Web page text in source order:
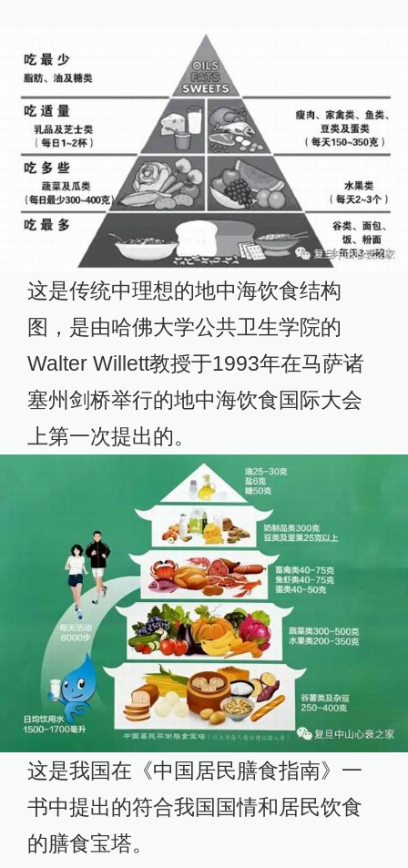
这是传统中理想的地中海饮食结构
图，是由哈佛大学公共卫生学院的
Walter Willett教授于1993年在马萨诸
塞州剑桥举行的地中海饮食国际大会
上第一次提出的。
这是我国在《中国居民膳食指南》一
书中提出的符合我国国情和居民饮食
的膳食宝塔。